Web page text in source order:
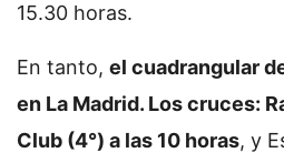
15.30 horas.
En tanto, el cuadrangular
en La Madrid. Los cruces:
Club (4°) a las 10 horas, y